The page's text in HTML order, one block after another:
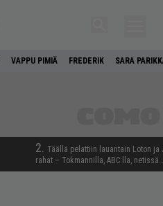
VAPPU PIMIÄ FREDERIK SARA
2. Täällä pelattiin lauantain Loton ja
rahat – Tokmannilla, ABC:lla, netissä…